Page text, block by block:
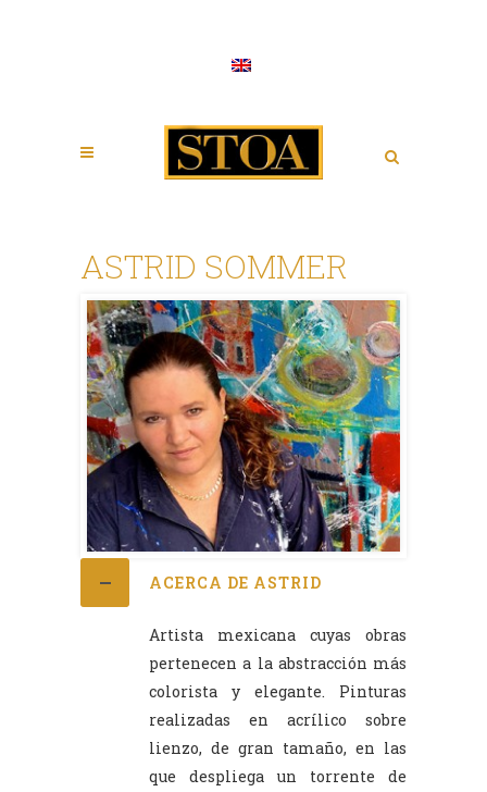
ASTRID SOMMER
ACERCA DE ASTRID
Artista mexicana cuyas obras
pertenecen a la abstracción más
colorista y elegante. Pinturas
realizadas en acrílico sobre
lienzo, de gran tamaño, en las
que despliega un torrente de